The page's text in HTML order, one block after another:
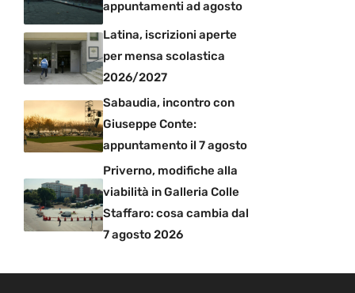
appuntamenti ad agosto
Latina, iscrizioni aperte
per mensa scolastica
2026/2027
Sabaudia, incontro con
Giuseppe Conte:
appuntamento il 7 agosto
Priverno, modifiche alla
viabilità in Galleria Colle
Staffaro: cosa cambia dal
7 agosto 2026